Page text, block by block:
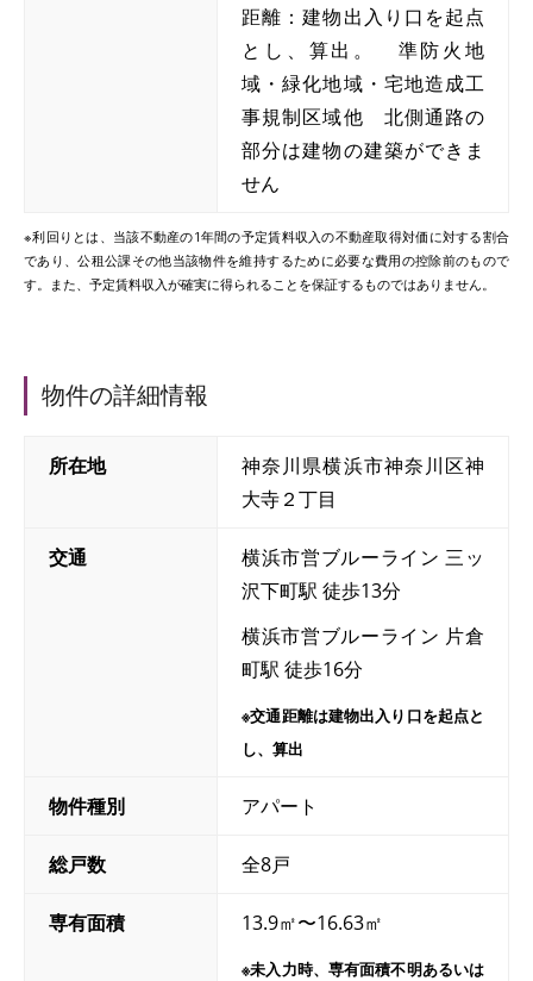
距離：建物出入り口を起点
とし、算出。 準防火地
域・緑化地域・宅地造成工
事規制区域他 北側通路の
部分は建物の建築ができま
せん
※利回りとは、当該不動産の1年間の予定賃料収入の不動産取得対価に対する割合
であり、公租公課その他当該物件を維持するために必要な費用の控除前のもので
す。また、予定賃料収入が確実に得られることを保証するものではありません。
物件の詳細情報
所在地
神奈川県横浜市神奈川区神
大寺２丁目
交通
横浜市営ブルーライン 三ッ
沢下町駅 徒歩13分
横浜市営ブルーライン 片倉
町駅 徒歩16分
※交通距離は建物出入り口を起点と
し、算出
物件種別 アパート
総戸数 全8戸
専有面積 13.9㎡〜16.63㎡
※未入力時、専有面積不明あるいは